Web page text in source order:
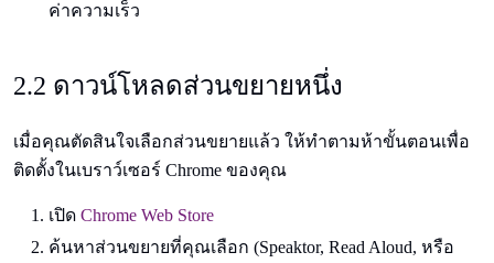
ค่าความเร็ว
2.2 ดาวน์โหลดส่วนขยายหนึ่ง
เมื่อคุณตัดสินใจเลือกส่วนขยายแล้ว ให้ทำตามห้าขั้นตอนเพื่อ
ติดตั้งในเบราว์เซอร์ Chrome ของคุณ
เปิด Chrome Web Store
ค้นหาส่วนขยายที่คุณเลือก (Speaktor, Read Aloud, หรือ